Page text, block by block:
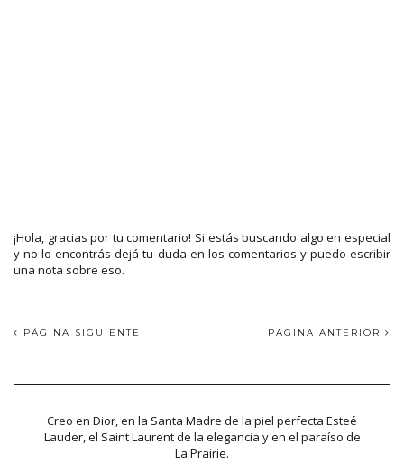
¡Hola, gracias por tu comentario! Si estás buscando algo en especial
y no lo encontrás dejá tu duda en los comentarios y puedo escribir
una nota sobre eso.
PÁGINA SIGUIENTE PÁGINA ANTERIOR
Creo en Dior, en la Santa Madre de la piel perfecta Esteé
Lauder, el Saint Laurent de la elegancia y en el paraíso de
La Prairie.